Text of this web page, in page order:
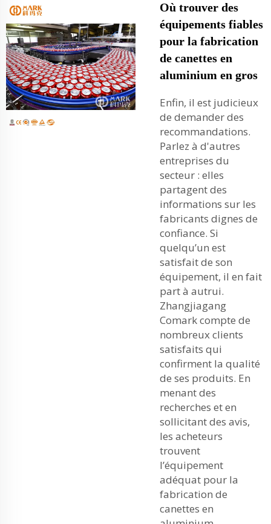
Où trouver des
équipements fiables
pour la fabrication
de canettes en
aluminium en gros
Enfin, il est judicieux
de demander des
recommandations.
Parlez à d'autres
entreprises du
secteur : elles
partagent des
informations sur les
fabricants dignes de
confiance. Si
quelqu’un est
satisfait de son
équipement, il en fait
part à autrui.
Zhangjiagang
Comark compte de
nombreux clients
satisfaits qui
confirment la qualité
de ses produits. En
menant des
recherches et en
sollicitant des avis,
les acheteurs
trouvent
l’équipement
adéquat pour la
fabrication de
canettes en